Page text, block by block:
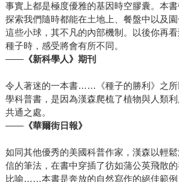
事實上都是極度優雅的基因時空膠囊。本
探索我們隨時都能在土地上、餐盤中以及
這些小球，其不凡的內部機制。以後你再
種子時，感受將會有所不同。
——《新科學人》期刊
令人著迷的一本書……《種子的勝利》之所
學科普書，是因為漢森爬梳了植物與人類
共通之處。
——《華爾街日報》
如同其他優秀的美國科普作家，漢森以輕
信的筆法，在書中穿插了彷如蒲公英飛散
比喻……本書是奔放的自然寫作的絕佳範例